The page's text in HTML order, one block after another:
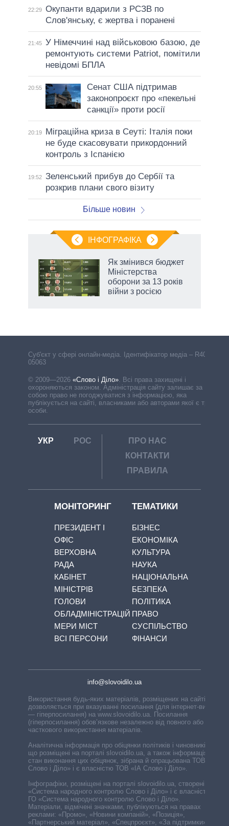
22:29 Окупанти вдарили з РСЗВ по
Слов'янську, є жертва і поранені
21:45 У Німеччині над військовою базою, де
ремонтують системи Patriot, помітили
невідомі БПЛА
20:55
Сенат США підтримав
законопроєкт про «пекельні
санкції» проти росії
20:19
Міграційна криза в Сеуті: Італія поки
не буде скасовувати прикордонний
контроль з Іспанією
19:52 Зеленський прибув до Сербії та
розкрив плани свого візиту
Більше новин
ІНФОГРАФІКА
Як змінився бюджет
Міністерства
оборони за 13 років
війни з росією
Cуб'єкт у сфері онлайн-медіа. Ідентифікатор медіа – R40-
05063
© 2009—2026 «Слово і Діло»
Всі права захищені і
охороняються законом. Адміністрація сайту залишає за
собою право не погоджуватися з інформацією, яка
публікується на сайті, власниками або авторами якої є треті
особи.
УКР РОС
ПРО НАС
КОНТАКТИ
ПРАВИЛА
МОНІТОРИНГ
ПРЕЗИДЕНТ І
ОФІС
ВЕРХОВНА
РАДА
КАБІНЕТ
МІНІСТРІВ
ГОЛОВИ
ОБЛАДМІНІСТРАЦІЙ
МЕРИ МІСТ
ВСІ ПЕРСОНИ
ТЕМАТИКИ
БІЗНЕС
ЕКОНОМІКА
КУЛЬТУРА
НАУКА
НАЦІОНАЛЬНА
БЕЗПЕКА
ПОЛІТИКА
ПРАВО
СУСПІЛЬСТВО
ФІНАНСИ
info@slovoidilo.ua
Використання будь-яких матеріалів, розміщених на сайті,
дозволяється при вказуванні посилання (для інтернет-видань
— гіперпосилання) на www.slovoidilo.ua. Посилання
(гіперпосилання) обов’язкове незалежно від повного або
часткового використання матеріалів.
Аналітична інформація про обіцянки політиків і чиновників,
що розміщені на порталі slovoidilo.ua, а також інформація про
стан виконання цих обіцянок, зібрана й опрацьована ТОВ «ІА
Слово і Діло» і є власністю ТОВ «ІА Слово і Діло».
Інфографіки, розміщені на порталі slovoidilo.ua, створені ГО
«Система народного контролю Слово і Діло» і є власністю
ГО «Система народного контролю Слово і Діло».
Матеріали, відмічені значками, публікуються на правах
реклами: «Промо», «Новини компаній», «Позиція»,
«Партнерський матеріал», «Спецпроєкт», «За підтримки».